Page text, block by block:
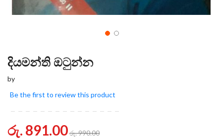
දියමන්ති ඔටුන්න
by
Be the first to review this product
රු. 891.00රු. 990.00